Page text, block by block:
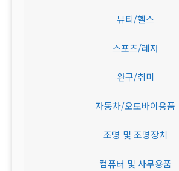
뷰티/헬스
스포츠/레저
완구/취미
자동차/오토바이용품
조명 및 조명장치
컴퓨터 및 사무용품